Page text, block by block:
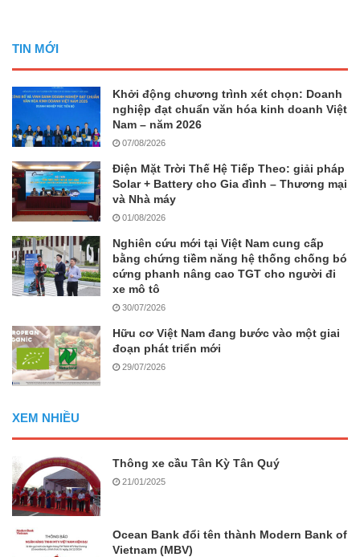
TIN MỚI
Khởi động chương trình xét chọn: Doanh
nghiệp đạt chuẩn văn hóa kinh doanh Việt
Nam – năm 2026
07/08/2026
Điện Mặt Trời Thế Hệ Tiếp Theo: giải pháp
Solar + Battery cho Gia đình – Thương mại
và Nhà máy
01/08/2026
Nghiên cứu mới tại Việt Nam cung cấp
bằng chứng tiềm năng hệ thống chống bó
cứng phanh nâng cao TGT cho người đi
xe mô tô
30/07/2026
Hữu cơ Việt Nam đang bước vào một giai
đoạn phát triển mới
29/07/2026
XEM NHIỀU
Thông xe cầu Tân Kỳ Tân Quý
21/01/2025
Ocean Bank đổi tên thành Modern Bank of
Vietnam (MBV)